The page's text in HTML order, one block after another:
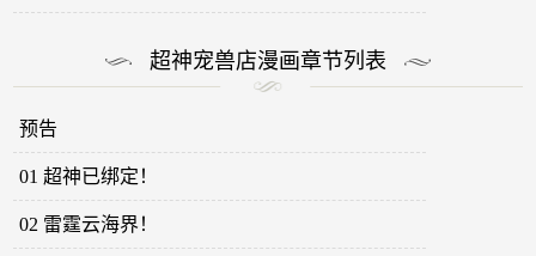
超神宠兽店漫画章节列表
预告
01 超神已绑定！
02 雷霆云海界！